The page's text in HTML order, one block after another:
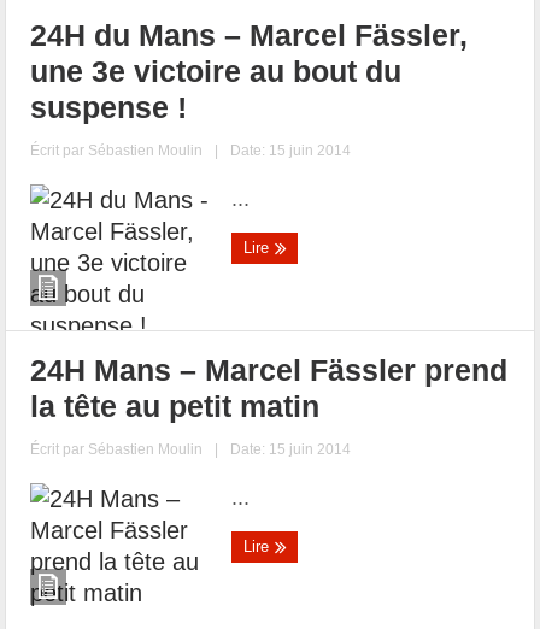
24H du Mans – Marcel Fässler,
une 3e victoire au bout du
suspense !
Écrit par Sébastien Moulin | Date: 15 juin 2014
...
Lire
24H Mans – Marcel Fässler prend
la tête au petit matin
Écrit par Sébastien Moulin | Date: 15 juin 2014
...
Lire